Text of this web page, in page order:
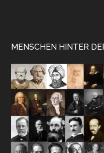
MENSCHEN HINTER